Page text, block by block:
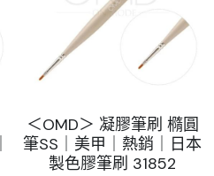
＜OMD＞ 凝膠筆刷 橢圓
筆SS｜美甲｜熱銷｜日本
製色膠筆刷 31852